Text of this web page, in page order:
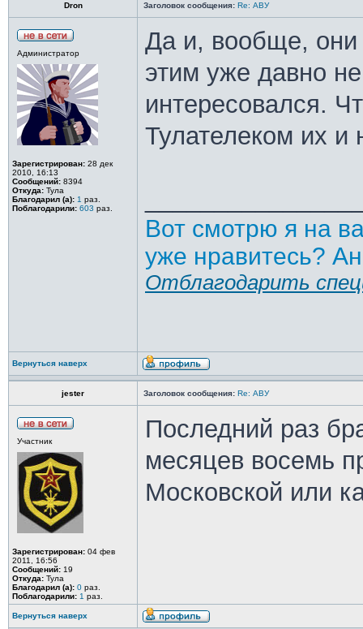
Dron Заголовок сообщения: Re: АВУ
Администратор
Зарегистрирован: 28 дек
2010, 16:13
Сообщений: 8394
Откуда: Тула
Благодарил (а): 1 раз.
Поблагодарили: 603 раз.
Да и, вообще, они
этим уже давно
интересовался.
Тулателеком их и
Вот смотрю я на
уже нравитесь?
Отблагодарить
Вернуться наверх
jester Заголовок сообщения: Re: АВУ
Участник
Зарегистрирован: 04 фев
2011, 16:56
Сообщений: 19
Откуда: Тула
Благодарил (а): 0 раз.
Поблагодарили: 1 раз.
Последний раз
месяцев восемь
Московской или
Вернуться наверх